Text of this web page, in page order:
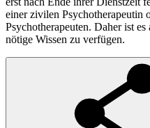
einer zivilen Psychotherapeutin
Psychotherapeuten. Daher ist
nötige Wissen zu verfügen.